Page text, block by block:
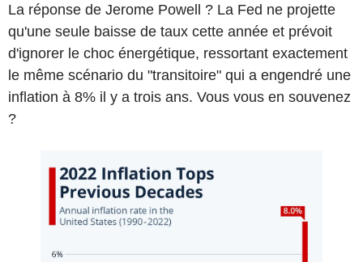
La réponse de Jerome Powell ? La Fed ne projette
qu'une seule baisse de taux cette année et prévoit
d'ignorer le choc énergétique, ressortant exactement
le même scénario du "transitoire" qui a engendré une
inflation à 8% il y a trois ans. Vous vous en souvenez
?